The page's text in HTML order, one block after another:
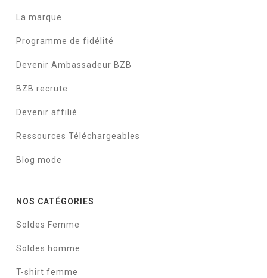
La marque
Programme de fidélité
Devenir Ambassadeur BZB
BZB recrute
Devenir affilié
Ressources Téléchargeables
Blog mode
NOS CATÉGORIES
Soldes Femme
Soldes homme
T-shirt femme